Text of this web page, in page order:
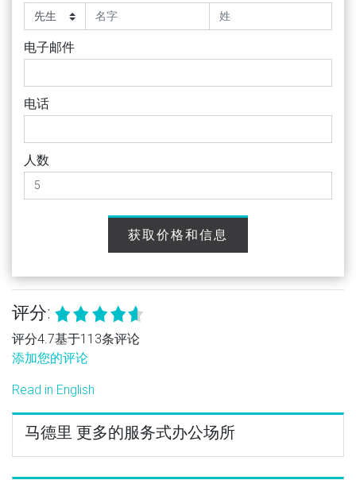
电子邮件
电话
人数
获取价格和信息
评分:
评分4.7基于113条评论
添加您的评论
Read in English
马德里 更多的服务式办公场所